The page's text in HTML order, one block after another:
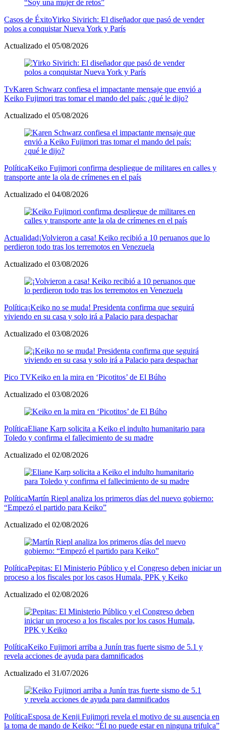
Casos de ÉxitoYirko Sivirich: El diseñador que pasó de vender
polos a conquistar Nueva York y París
Actualizado el 05/08/2026
TvKaren Schwarz confiesa el impactante mensaje que envió a
Keiko Fujimori tras tomar el mando del país: ¿qué le dijo?
Actualizado el 05/08/2026
PolíticaKeiko Fujimori confirma despliegue de militares en calles y
transporte ante la ola de crímenes en el país
Actualizado el 04/08/2026
Actualidad¡Volvieron a casa! Keiko recibió a 10 peruanos que lo
perdieron todo tras los terremotos en Venezuela
Actualizado el 03/08/2026
Política¡Keiko no se muda! Presidenta confirma que seguirá
viviendo en su casa y solo irá a Palacio para despachar
Actualizado el 03/08/2026
Pico TVKeiko en la mira en ‘Picotitos’ de El Búho
Actualizado el 03/08/2026
PolíticaEliane Karp solicita a Keiko el indulto humanitario para
Toledo y confirma el fallecimiento de su madre
Actualizado el 02/08/2026
PolíticaMartín Riepl analiza los primeros días del nuevo gobierno:
“Empezó el partido para Keiko”
Actualizado el 02/08/2026
PolíticaPepitas: El Ministerio Público y el Congreso deben iniciar un
proceso a los fiscales por los casos Humala, PPK y Keiko
Actualizado el 02/08/2026
PolíticaKeiko Fujimori arriba a Junín tras fuerte sismo de 5.1 y
revela acciones de ayuda para damnificados
Actualizado el 31/07/2026
PolíticaEsposa de Kenji Fujimori revela el motivo de su ausencia en
la toma de mando de Keiko: “Él no puede estar en ninguna trifulca”